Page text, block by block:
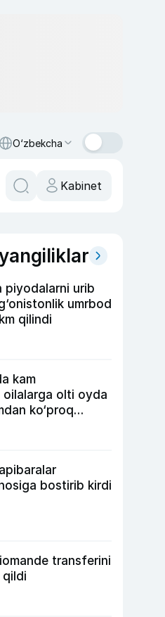
O‘zbekcha
Kabinet
piyodalarni urib
umrbod
qilindi
kam
oilalarga olti oyda
ko‘proq
to‘lab berildi
bostirib kirdi
transferini
qildi